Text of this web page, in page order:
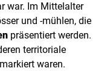
war. Im Mittelalter
und -mühlen, die
präsentiert werden.
territoriale
waren.